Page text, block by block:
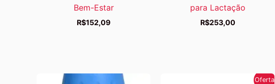
Bem-Estar
R$152,09
para Lactação
R$253,00
Oferta!